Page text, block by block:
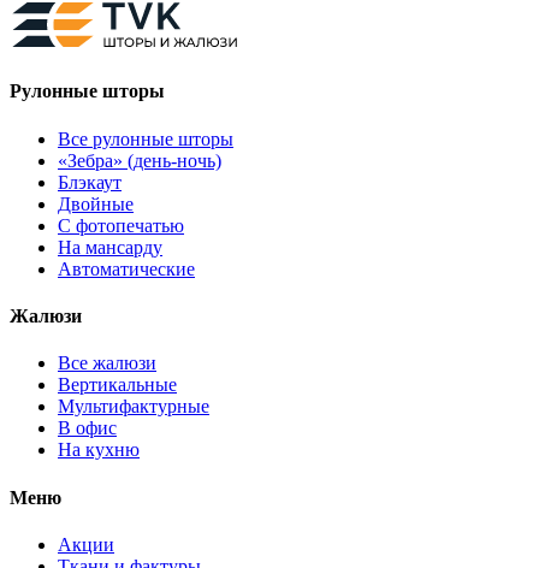
Рулонные шторы
Все рулонные шторы
«Зебра» (день-ночь)
Блэкаут
Двойные
С фотопечатью
На мансарду
Автоматические
Жалюзи
Все жалюзи
Вертикальные
Мультифактурные
В офис
На кухню
Меню
Акции